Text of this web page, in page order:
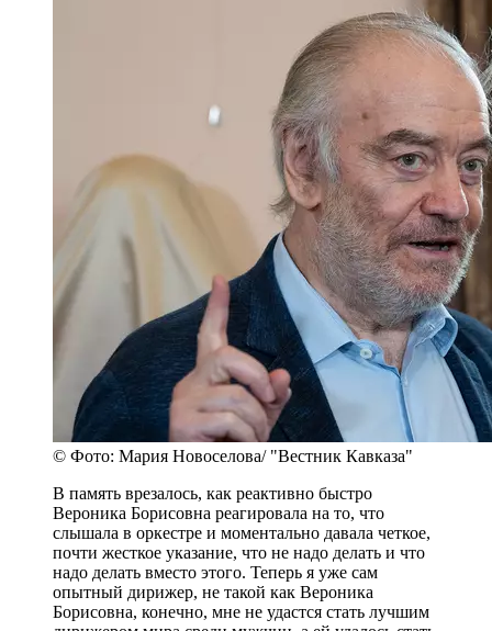
© Фото: Мария Новоселова/ "Вестник Кавказа"
В память врезалось, как реактивно быстро
Вероника Борисовна реагировала на то, что
слышала в оркестре и моментально давала четкое,
почти жесткое указание, что не надо делать и что
надо делать вместо этого. Теперь я уже сам
опытный дирижер, не такой как Вероника
Борисовна, конечно, мне не удастся стать лучшим